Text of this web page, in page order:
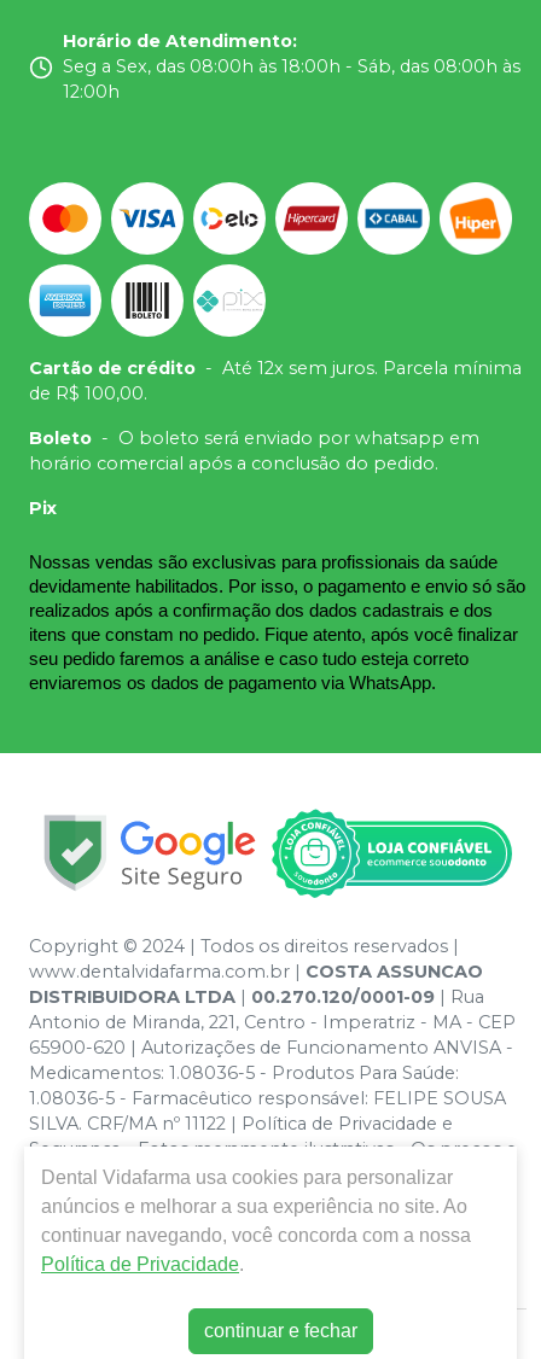
Horário de Atendimento:
Seg a Sex, das 08:00h às 18:00h - Sáb, das 08:00h às
12:00h
Cartão de crédito - Até 12x sem juros. Parcela mínima
de R$ 100,00.
Boleto - O boleto será enviado por whatsapp em
horário comercial após a conclusão do pedido.
Pix
Nossas vendas são exclusivas para profissionais da saúde
devidamente habilitados. Por isso, o pagamento e envio só são
realizados após a confirmação dos dados cadastrais e dos
itens que constam no pedido. Fique atento, após você finalizar
seu pedido faremos a análise e caso tudo esteja correto
enviaremos os dados de pagamento via WhatsApp.
Copyright © 2024 | Todos os direitos reservados |
www.dentalvidafarma.com.br | COSTA ASSUNCAO
DISTRIBUIDORA LTDA | 00.270.120/0001-09 | Rua
Antonio de Miranda, 221, Centro - Imperatriz - MA - CEP
65900-620 | Autorizações de Funcionamento ANVISA -
Medicamentos: 1.08036-5 - Produtos Para Saúde:
1.08036-5 - Farmacêutico responsável: FELIPE SOUSA
SILVA. CRF/MA nº 11122 | Política de Privacidade e
Segurança - Fotos meramente ilustrativas - Os preços e
condições da loja virtual estão sujeitos a alterações. Em
caso de divergência de preços no site, o valor válido é o
do Carrinho de Compra. Não vendemos por atacado
por isso nos reservamos o direito de não atender
compras de grandes volumes pelo site.
E-commerce produzido porSou Odonto Ecommerce
Dental Vidafarma usa cookies para personalizar
anúncios e melhorar a sua experiência no site. Ao
continuar navegando, você concorda com a nossa
Política de Privacidade.
continuar e fechar